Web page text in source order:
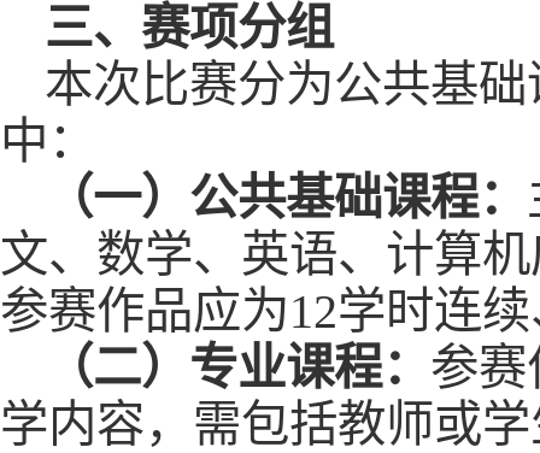
三、赛项分组
本次比赛分为公共基
中：
（一） 公共基础课程：
文、数学、英语、计算
参赛作品应为12学时连
（二） 专业课程： 参
学内容，需包括教师或